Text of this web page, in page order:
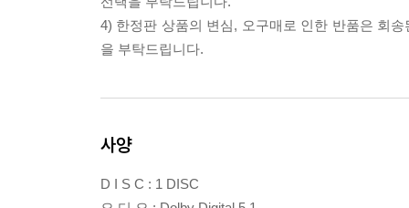
4) 한정판 상품의 변심, 오구매로 인한 반품은 회
을 부탁드립니다.
사양
D I S C : 1 DISC